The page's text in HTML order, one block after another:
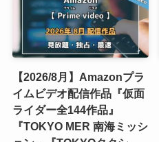
【2026/8月】Amazonプラ
イムビデオ配信作品『仮面
ライダー全144作品』
『TOKYO MER 南海ミッシ